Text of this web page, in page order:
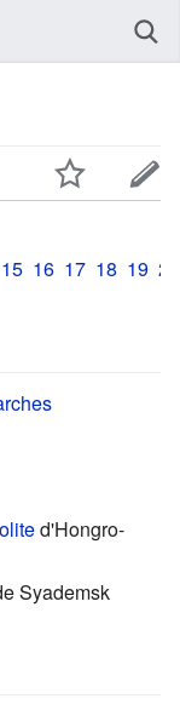
15 16 17 18 19 20
d'Hongro-
Syademsk